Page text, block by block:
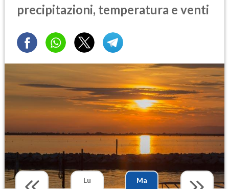
precipitazioni, temperatura e venti
Lu
Ma